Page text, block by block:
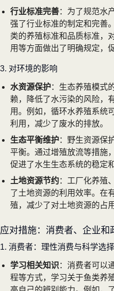
行业标准完善：为了规范水
强了行业标准的制定和完善
类的养殖标准和品质标准，
用等方面做出了明确规定，
3. 对环境的影响
水资源保护：生态养殖模式
赖，降低了水污染的风险，
用。例如，循环水养殖系统
利用，减少了废水的排放。
生态平衡维护：野生资源保
平衡。通过增殖放流等措施
促进了水生生态系统的稳定
土地资源节约：工厂化养殖
了土地资源的利用效率。在
殖，减少了对土地资源的占用
应对措施：消费者、企业和
1. 消费者：理性消费与科学选择
学习相关知识 ：消费者可以
程等方式，学习关于鱼类养